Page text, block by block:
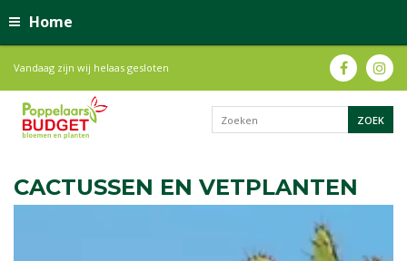
Home
Vandaag zijn wij helaas gesloten
CACTUSSEN EN VETPLANTEN